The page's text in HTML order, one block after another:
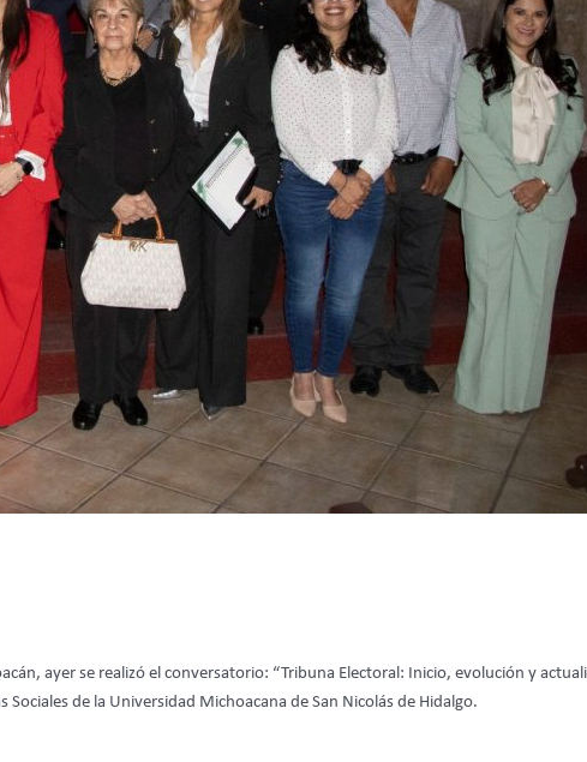
ayer se realizó el conversatorio: “Tribuna Electoral: Inicio, evolución y
de la Universidad Michoacana de San Nicolás de Hidalgo.